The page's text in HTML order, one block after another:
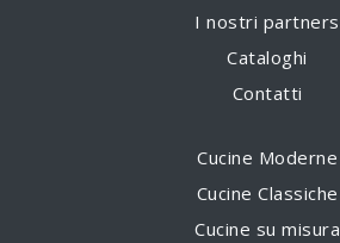
I nostri partners
Cataloghi
Contatti
Cucine Moderne
Cucine Classiche
Cucine su misura